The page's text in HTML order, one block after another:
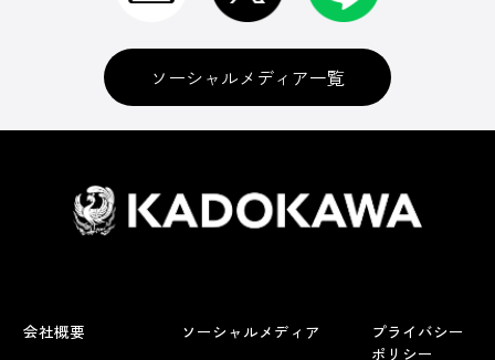
ソーシャルメディア一覧
会社概要
ソーシャルメディア
プライバシー
ポリシー